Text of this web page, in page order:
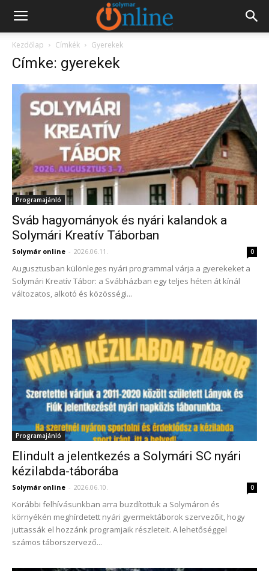
Kezdőlap Címkék Gyerekek
Címke: gyerekek
Programajánló
Sváb hagyományok és nyári kalandok a
Solymári Kreatív Táborban
Solymár online - 2026.06.11. 0
Augusztusban különleges nyári programmal várja a gyerekeket a
Solymári Kreatív Tábor: a Svábházban egy teljes héten át kínál
változatos, alkotó és közösségi...
Programajánló
Elindult a jelentkezés a Solymári SC nyári
kézilabda-táborába
Solymár online - 2026.06.10. 0
Korábbi felhívásunkban arra buzdítottuk a Solymáron és
környékén meghírdetett nyári gyermektáborok szervezőit, hogy
juttassák el hozzánk programjaik részleteit. A lehetőséggel
számos táborszervező...